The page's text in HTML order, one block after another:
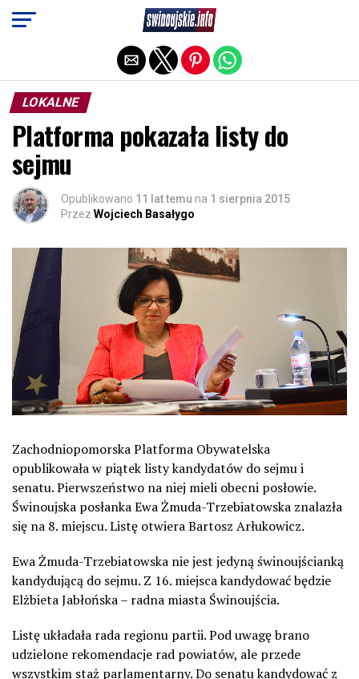
LOKALNE
Platforma pokazała listy do
sejmu
Opublikowano 11 lat temu na 1 sierpnia 2015
Przez Wojciech Basałygo
Zachodniopomorska Platforma Obywatelska
opublikowała w piątek listy kandydatów do sejmu i
senatu. Pierwszeństwo na niej mieli obecni posłowie.
Świnoujska posłanka Ewa Żmuda-Trzebiatowska znalazła
się na 8. miejscu. Listę otwiera Bartosz Arłukowicz.
Ewa Żmuda-Trzebiatowska nie jest jedyną świnoujścianką
kandydującą do sejmu. Z 16. miejsca kandydować będzie
Elżbieta Jabłońska – radna miasta Świnoujścia.
Listę układała rada regionu partii. Pod uwagę brano
udzielone rekomendacje rad powiatów, ale przede
wszystkim staż parlamentarny. Do senatu kandydować z
Exit mobile version